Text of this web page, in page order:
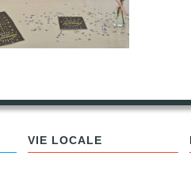
VIE LOCALE